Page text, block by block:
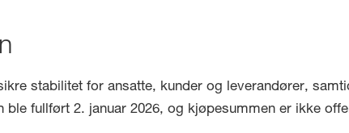
stabilitet for ansatte, kunder og leverandører,
ble fullført 2. januar 2026, og kjøpesummen er ikke